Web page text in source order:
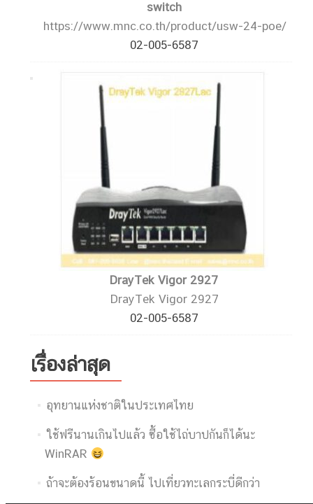
switch
https://www.mnc.co.th/product/usw-24-poe/
02-005-6587
DrayTek Vigor 2927
DrayTek Vigor 2927
02-005-6587
เรื่องล่าสุด
อุทยานแห่งชาติในประเทศไทย
ใช้ฟรีนานเกินไปแล้ว ซื้อใช้ไถ่บาปกันก็ได้นะ
WinRAR
ถ้าจะต้องร้อนขนาดนี้ ไปเที่ยวทะเลกระบี่ดีกว่า